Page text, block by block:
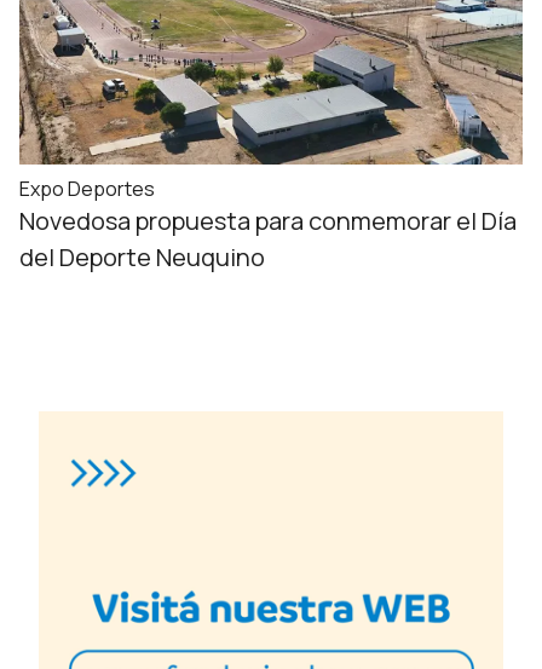
Expo Deportes
Novedosa propuesta para conmemorar el Día
del Deporte Neuquino